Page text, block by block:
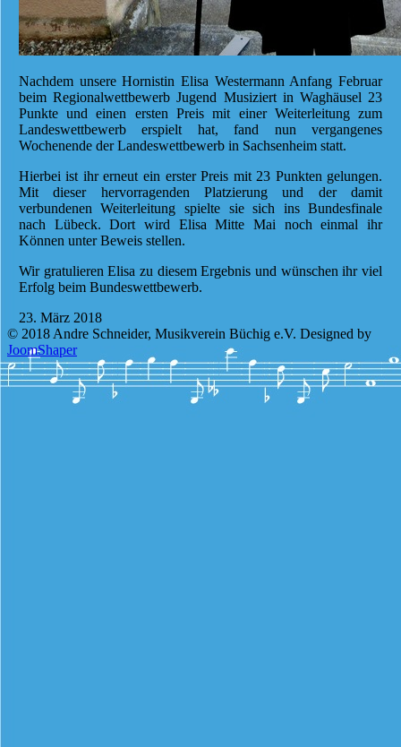
Nachdem unsere Hornistin Elisa Westermann Anfang Februar
beim Regionalwettbewerb Jugend Musiziert in Waghäusel 23
Punkte und einen ersten Preis mit einer Weiterleitung zum
Landeswettbewerb erspielt hat, fand nun vergangenes
Wochenende der Landeswettbewerb in Sachsenheim statt.
Hierbei ist ihr erneut ein erster Preis mit 23 Punkten gelungen.
Mit dieser hervorragenden Platzierung und der damit
verbundenen Weiterleitung spielte sie sich ins Bundesfinale
nach Lübeck. Dort wird Elisa Mitte Mai noch einmal ihr
Können unter Beweis stellen.
Wir gratulieren Elisa zu diesem Ergebnis und wünschen ihr viel
Erfolg beim Bundeswettbewerb.
23. März 2018
© 2018 Andre Schneider, Musikverein Büchig e.V. Designed by
JoomShaper